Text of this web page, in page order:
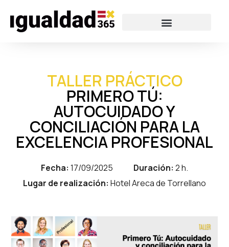
TALLER PRÁCTICO
PRIMERO TÚ:
AUTOCUIDADO Y
CONCILIACIÓN PARA LA
EXCELENCIA PROFESIONAL
Fecha: 17/09/2025 Duración: 2 h.
Lugar de realización: Hotel Areca de Torrellano